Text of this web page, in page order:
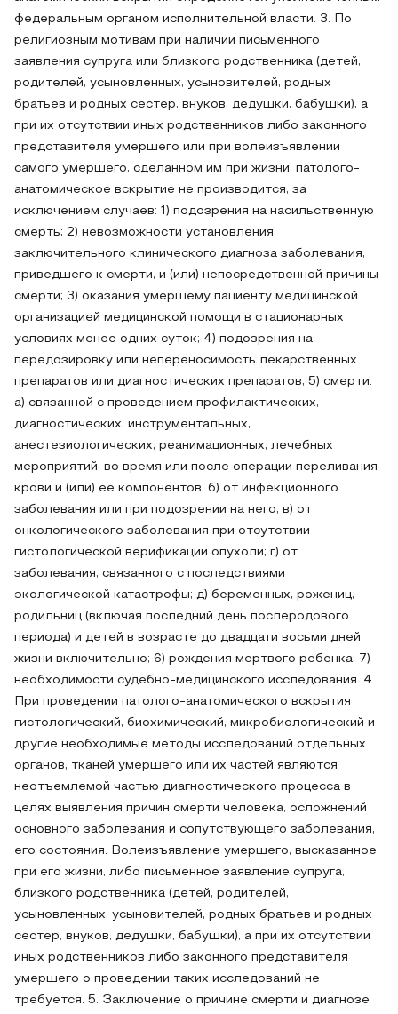
федеральным органом исполнительной власти. 3. По
религиозным мотивам при наличии письменного
заявления супруга или близкого родственника (детей,
родителей, усыновленных, усыновителей, родных
братьев и родных сестер, внуков, дедушки, бабушки), а
при их отсутствии иных родственников либо законного
представителя умершего или при волеизъявлении
самого умершего, сделанном им при жизни, патолого-
анатомическое вскрытие не производится, за
исключением случаев: 1) подозрения на насильственную
смерть; 2) невозможности установления
заключительного клинического диагноза заболевания,
приведшего к смерти, и (или) непосредственной причины
смерти; 3) оказания умершему пациенту медицинской
организацией медицинской помощи в стационарных
условиях менее одних суток; 4) подозрения на
передозировку или непереносимость лекарственных
препаратов или диагностических препаратов; 5) смерти:
а) связанной с проведением профилактических,
диагностических, инструментальных,
анестезиологических, реанимационных, лечебных
мероприятий, во время или после операции переливания
крови и (или) ее компонентов; б) от инфекционного
заболевания или при подозрении на него; в) от
онкологического заболевания при отсутствии
гистологической верификации опухоли; г) от
заболевания, связанного с последствиями
экологической катастрофы; д) беременных, рожениц,
родильниц (включая последний день послеродового
периода) и детей в возрасте до двадцати восьми дней
жизни включительно; 6) рождения мертвого ребенка; 7)
необходимости судебно-медицинского исследования. 4.
При проведении патолого-анатомического вскрытия
гистологический, биохимический, микробиологический и
другие необходимые методы исследований отдельных
органов, тканей умершего или их частей являются
неотъемлемой частью диагностического процесса в
целях выявления причин смерти человека, осложнений
основного заболевания и сопутствующего заболевания,
его состояния. Волеизъявление умершего, высказанное
при его жизни, либо письменное заявление супруга,
близкого родственника (детей, родителей,
усыновленных, усыновителей, родных братьев и родных
сестер, внуков, дедушки, бабушки), а при их отсутствии
иных родственников либо законного представителя
умершего о проведении таких исследований не
требуется. 5. Заключение о причине смерти и диагнозе